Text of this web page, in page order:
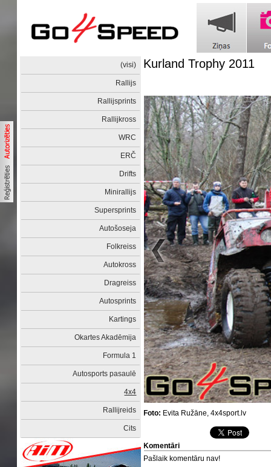
(visi)
Rallijs
Rallijsprints
Rallijkross
WRC
ERČ
Drifts
Minirallijs
Supersprints
Autošoseja
Folkreiss
Autokross
Dragreiss
Autosprints
Kartings
Okartes Akadēmija
Formula 1
Autosports pasaulē
4x4
Rallijreids
Cits
Kurland Trophy 2011
Foto: Evita Ružāne, 4x4sport.lv
Komentāri
Pašlaik komentāru nav!